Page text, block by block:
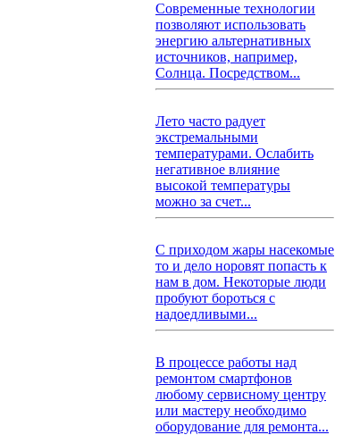
Современные технологии
позволяют использовать
энергию альтернативных
источников, например,
Солнца. Посредством...
Лето часто радует
экстремальными
температурами. Ослабить
негативное влияние
высокой температуры
можно за счет...
С приходом жары насекомые
то и дело норовят попасть к
нам в дом. Некоторые люди
пробуют бороться с
надоедливыми...
В процессе работы над
ремонтом смартфонов
любому сервисному центру
или мастеру необходимо
оборудование для ремонта...